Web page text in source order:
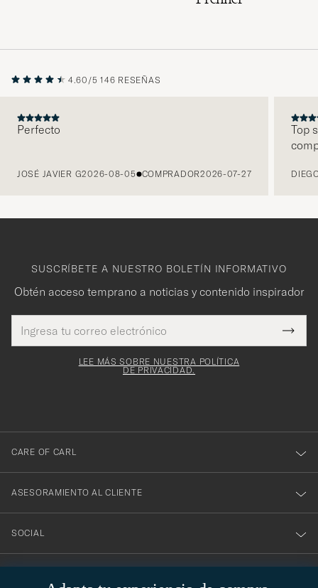
4.60/5 146 RESEÑAS
Perfecto
JOSÉ JAVIER G2026-08-05 COMPRADOR2026-07-27
Top
SUSCRÍBETE A NUESTRO BOLETÍN INFORMATIVO
Obtén acceso temprano a noticias y contenido inspirador
de
correo
Este
es
¡Gracias
por
suscribirte
boletín!
LEE MÁS SOBRE NUESTRA POLÍTICA
DE PRIVACIDAD.
CARE OF CARL
ASESORAMIENTO AL CLIENTE
SOCIAL